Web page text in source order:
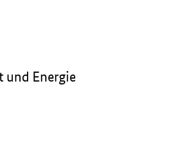
und Energie